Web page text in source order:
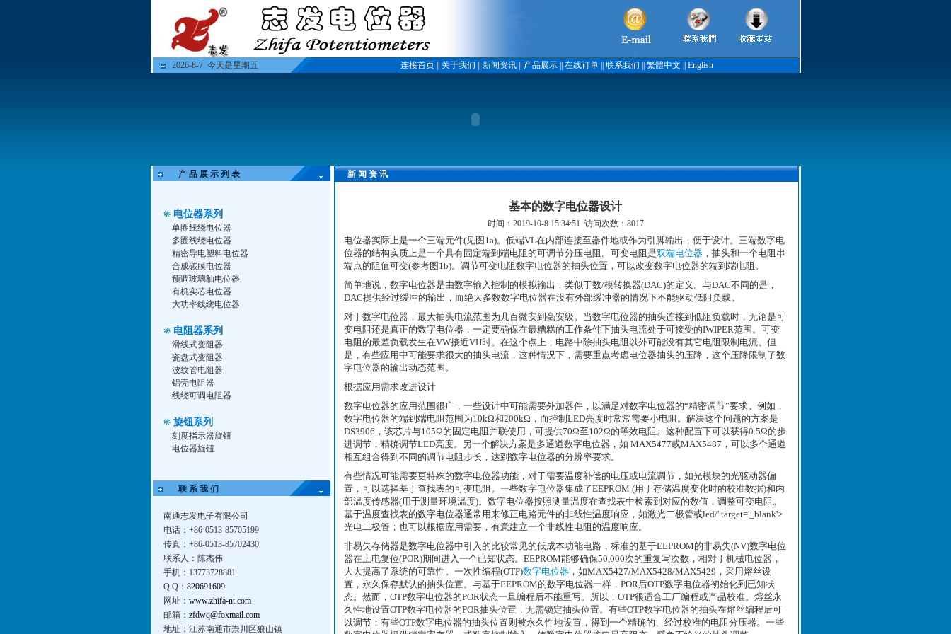
2026-8-7 今天是星期五 连接首页 关于我们 新闻资讯 产品展示 在线订单 联系我们 繁體中文 English
产 品 展 示 列 表
电位器系列
单圈线绕电位器
多圈线绕电位器
精密导电塑料电位器
合成碳膜电位器
预调玻璃釉电位器
有机实芯电位器
大功率线绕电位器
电阻器系列
滑线式变阻器
瓷盘式变阻器
波纹管电阻器
铝壳电阻器
线绕可调电阻器
旋钮系列
刻度指示器旋钮
电位器旋钮
联 系 我 们
南通志发电子有限公司
电话：+86-0513-85705199
传真：+86-0513-85702430
联系人：陈杰伟
手机：13773728881
Q Q： 820691609
网址： www.zhifa-nt.com
邮箱： zfdwq@foxmail.com
地址：江苏南通市崇川区狼山镇
新 闻 资 讯
基本的数字电位器设计
时间：2019-10-8 15:34:51 访问次数：8017
电位器实际上是一个三端元件(见图1a)。低端VL在内部连接至器件地或作为引脚输出，便于设计。三端数字电
位器的结构实质上是一个具有固定端到端电阻的可调节分压电阻。可变电阻是双端电位器，抽头和一个电阻串
端点的阻值可变(参考图1b)。调节可变电阻数字电位器的抽头位置，可以改变数字电位器的端到端电阻。
简单地说，数字电位器是由数字输入控制的模拟输出，类似于数/模转换器(DAC)的定义。与DAC不同的是，
DAC提供经过缓冲的输出，而绝大多数数字电位器在没有外部缓冲器的情况下不能驱动低阻负载。
对于数字电位器，最大抽头电流范围为几百微安到毫安级。当数字电位器的抽头连接到低阻负载时，无论是可
变电阻还是真正的数字电位器，一定要确保在最糟糕的工作条件下抽头电流处于可接受的IWIPER范围。可变
电阻的最差负载发生在VW接近VH时。在这个点上，电路中除抽头电阻以外可能没有其它电阻限制电流。但
是，有些应用中可能要求很大的抽头电流，这种情况下，需要重点考虑电位器抽头的压降，这个压降限制了数
字电位器的输出动态范围。
根据应用需求改进设计
数字电位器的应用范围很广，一些设计中可能需要外加器件，以满足对数字电位器的“精密调节”要求。例如，
数字电位器的端到端电阻范围为10kΩ和200kΩ，而控制LED亮度时常常需要小电阻。解决这个问题的方案是
DS3906，该芯片与105Ω的固定电阻并联使用，可提供70Ω至102Ω的等效电阻。这种配置下可以获得0.5Ω的步
进调节，精确调节LED亮度。另一个解决方案是多通道数字电位器，如 MAX5477或MAX5487，可以多个通道
相互组合得到不同的调节电阻步长，达到数字电位器的分辨率要求。
有些情况可能需要更特殊的数字电位器功能，对于需要温度补偿的电压或电流调节，如光模块的光驱动器偏
置，可以选择基于查找表的可变电阻。一些数字电位器集成了EEPROM (用于存储温度变化时的校准数据)和内
部温度传感器(用于测量环境温度)。数字电位器按照测量温度在查找表中检索到对应的数值，调整可变电阻。
基于温度查找表的数字电位器通常用来修正电路元件的非线性温度响应，如激光二极管或led/' target='_blank'>
光电二极管；也可以根据应用需要，有意建立一个非线性电阻的温度响应。
非易失存储器是数字电位器中引入的比较常见的低成本功能电路，标准的基于EEPROM的非易失(NV)数字电位
器在上电复位(POR)期间进入一个已知状态。EEPROM能够确保50,000次的重复写次数，相对于机械电位器，
大大提高了系统的可靠性。一次性编程(OTP)数字电位器，如MAX5427/MAX5428/MAX5429，采用熔丝设
置，永久保存默认的抽头位置。与基于EEPROM的数字电位器一样，POR后OTP数字电位器初始化到已知状
态。然而，OTP数字电位器的POR状态一旦编程后不能重写。所以，OTP很适合工厂编程或产品校准。熔丝永
久性地设置OTP数字电位器的POR抽头位置，无需锁定抽头位置。有些OTP数字电位器的抽头在熔丝编程后可
以调节；有些OTP数字电位器的抽头位置则被永久性地设置，得到一个精确的、经过校准的电阻分压器。一些